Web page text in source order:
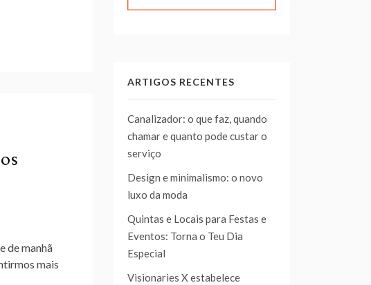
de manhã
mais
ARTIGOS RECENTES
Canalizador: o que faz, quando
chamar e quanto pode custar o
serviço
Design e minimalismo: o novo
luxo da moda
Quintas e Locais para Festas e
Eventos: Torna o Teu Dia
Especial
Visionaries X estabelece